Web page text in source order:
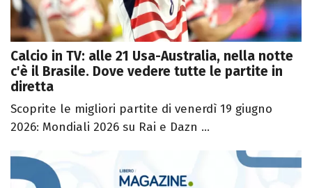
Calcio in TV: alle 21 Usa-Australia, nella notte
c'è il Brasile. Dove vedere tutte le partite in
diretta
Scoprite le migliori partite di venerdì 19 giugno
2026: Mondiali 2026 su Rai e Dazn ...